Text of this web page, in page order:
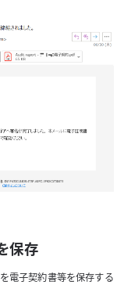
保存
電子契約書等を保存する